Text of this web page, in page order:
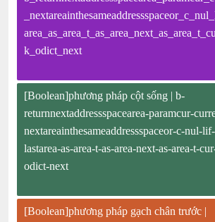
k_odict_next
[Boolean]phương pháp cột sống | b-
returnnextaddressspacearea-paramcur-
nextareainthesameaddressspaceor-c-nul-
lastarea-as-area-t-as-area-next-as-area-t-
odict-next
[Boolean]phương pháp gạch chân trước |